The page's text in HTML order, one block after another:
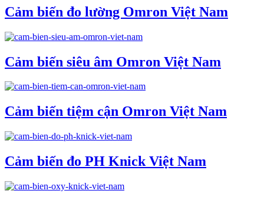
Cảm biến đo lường Omron Việt Nam
Cảm biến siêu âm Omron Việt Nam
Cảm biến tiệm cận Omron Việt Nam
Cảm biến đo PH Knick Việt Nam